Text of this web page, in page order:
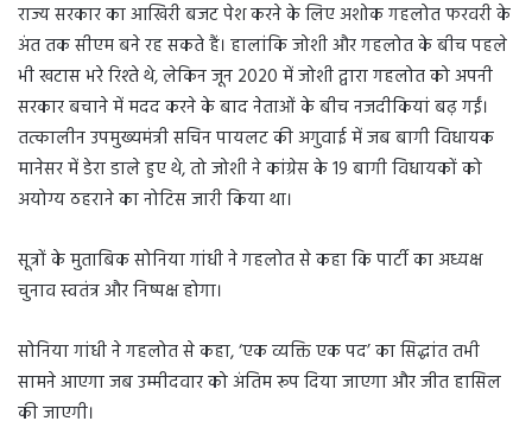
राज्य सरकार का आखिरी बजट पेश करने के लिए अशोक गहलोत फरवरी के
अंत तक सीएम बने रह सकते हैं। हालांकि जोशी और गहलोत के बीच पहले
भी खटास भरे रिश्ते थे, लेकिन जून 2020 में जोशी द्वारा गहलोत को अपनी
सरकार बचाने में मदद करने के बाद नेताओं के बीच नजदीकियां बढ़ गईं।
तत्कालीन उपमुख्यमंत्री सचिन पायलट की अगुवाई में जब बागी विधायक
मानेसर में डेरा डाले हुए थे, तो जोशी ने कांग्रेस के 19 बागी विधायकों को
अयोग्य ठहराने का नोटिस जारी किया था।
सूत्रों के मुताबिक सोनिया गांधी ने गहलोत से कहा कि पार्टी का अध्यक्ष
चुनाव स्वतंत्र और निष्पक्ष होगा।
सोनिया गांधी ने गहलोत से कहा, ‘एक व्यक्ति एक पद’ का सिद्धांत तभी
सामने आएगा जब उम्मीदवार को अंतिम रूप दिया जाएगा और जीत हासिल
की जाएगी।